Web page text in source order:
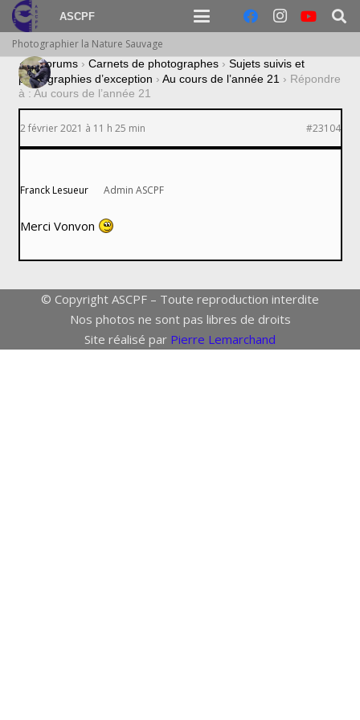
ASCPF
Photographier la Nature Sauvage
› Forums › Carnets de photographes › Sujets suivis et
photographies d’exception › Au cours de l’année 21 › Répondre
à : Au cours de l’année 21
2 février 2021 à 11 h 25 min #23104
Franck Lesueur Admin ASCPF
Merci Vonvon
© Copyright ASCPF – Toute reproduction interdite
Nos photos ne sont pas libres de droits
Site réalisé par Pierre Lemarchand